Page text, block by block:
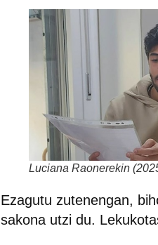
Luciana Raonerekin
Ezagutu zutenengan,
sakona utzi du.